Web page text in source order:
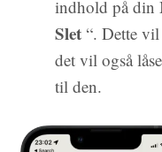
indhold på din
Slet “. Dette vil
det vil også
til den.